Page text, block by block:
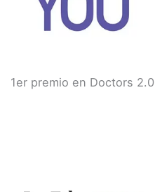
1er premio en Doctors 2.0